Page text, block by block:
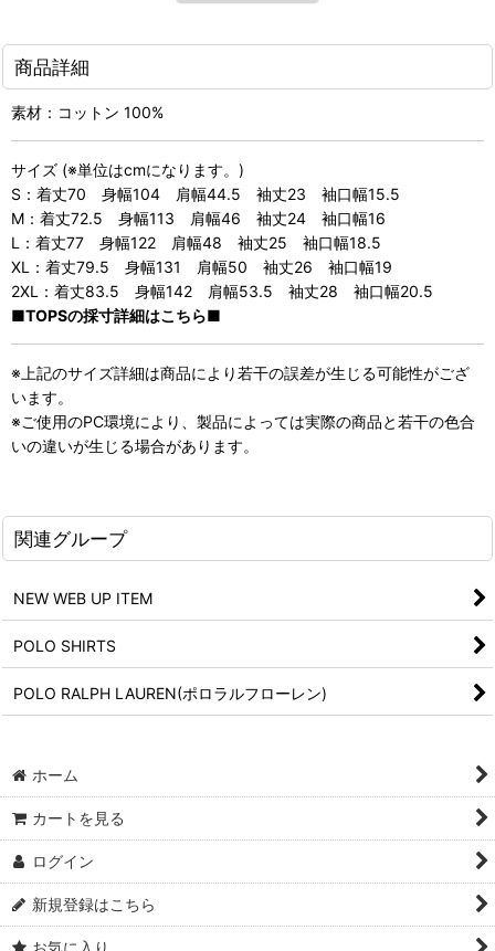
商品詳細
素材：コットン 100%
サイズ (※単位はcmになります。)
S：着丈70 身幅104 肩幅44.5 袖丈23 袖口幅15.5
M：着丈72.5 身幅113 肩幅46 袖丈24 袖口幅16
L：着丈77 身幅122 肩幅48 袖丈25 袖口幅18.5
XL：着丈79.5 身幅131 肩幅50 袖丈26 袖口幅19
2XL：着丈83.5 身幅142 肩幅53.5 袖丈28 袖口幅20.5
■TOPSの採寸詳細はこちら■
※上記のサイズ詳細は商品により若干の誤差が生じる可能性がござ
います。
※ご使用のPC環境により、製品によっては実際の商品と若干の色合
いの違いが生じる場合があります。
関連グループ
NEW WEB UP ITEM
POLO SHIRTS
POLO RALPH LAUREN(ポロラルフローレン)
ホーム
カートを見る
ログイン
新規登録はこちら
お気に入り